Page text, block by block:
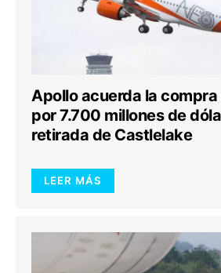
Apollo acuerda la
por 7.700 millones de
retirada de Castlelake
LEER MÁS